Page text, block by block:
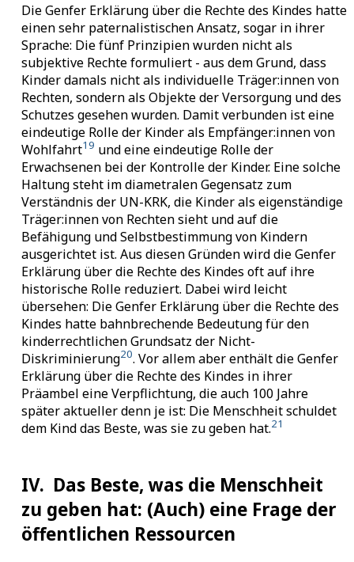
Die Genfer Erklärung über die Rechte des Kindes hatte
einen sehr paternalistischen Ansatz, sogar in ihrer
Sprache: Die fünf Prinzipien wurden nicht als
subjektive Rechte formuliert - aus dem Grund, dass
Kinder damals nicht als individuelle Träger:innen von
Rechten, sondern als Objekte der Versorgung und des
Schutzes gesehen wurden. Damit verbunden ist eine
eindeutige Rolle der Kinder als Empfänger:innen von
Wohlfahrt19 und eine eindeutige Rolle der
Erwachsenen bei der Kontrolle der Kinder. Eine solche
Haltung steht im diametralen Gegensatz zum
Verständnis der UN-KRK, die Kinder als eigenständige
Träger:innen von Rechten sieht und auf die
Befähigung und Selbstbestimmung von Kindern
ausgerichtet ist. Aus diesen Gründen wird die Genfer
Erklärung über die Rechte des Kindes oft auf ihre
historische Rolle reduziert. Dabei wird leicht
übersehen: Die Genfer Erklärung über die Rechte des
Kindes hatte bahnbrechende Bedeutung für den
kinderrechtlichen Grundsatz der Nicht-
Diskriminierung20. Vor allem aber enthält die Genfer
Erklärung über die Rechte des Kindes in ihrer
Präambel eine Verpflichtung, die auch 100 Jahre
später aktueller denn je ist: Die Menschheit schuldet
dem Kind das Beste, was sie zu geben hat.21
IV. Das Beste, was die Menschheit
zu geben hat: (Auch) eine Frage der
öffentlichen Ressourcen